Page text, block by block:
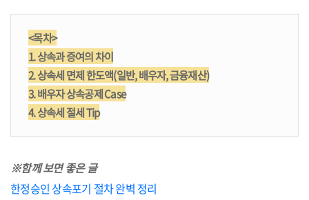
<목차>
1. 상속과 증여의 차이
2. 상속세 면제 한도액(일반, 배우자, 금융재산)
3. 배우자 상속공제 Case
4. 상속세 절세 Tip
※함께 보면 좋은 글
한정승인 상속포기 절차 완벽 정리